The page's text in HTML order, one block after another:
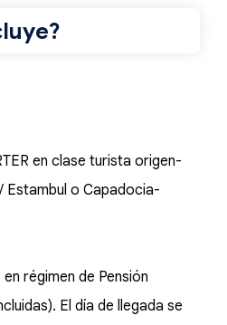
en clase turista origen-
Estambul o Capadocia-
régimen de Pensión
El día de llegada se